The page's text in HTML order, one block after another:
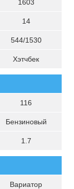
1603
14
544/1530
Хэтчбек
116
Бензиновый
1.7
Вариатор